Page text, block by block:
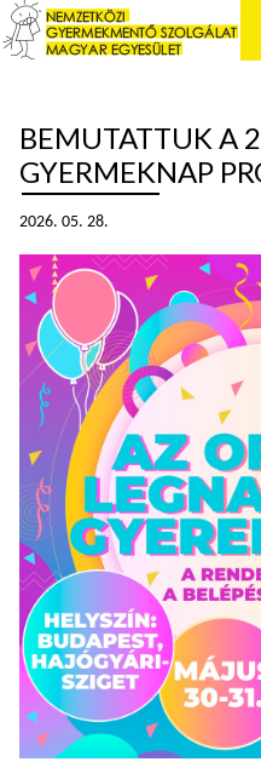
BEMUTATTUK A
GYERMEKNAP
2026. 05. 28.